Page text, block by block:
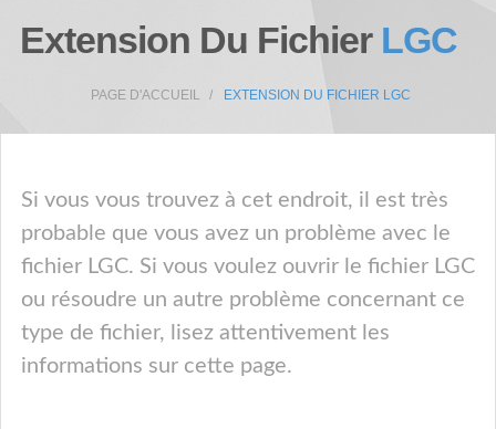
Extension Du Fichier LGC
PAGE D'ACCUEIL EXTENSION DU FICHIER LGC
Si vous vous trouvez à cet endroit, il est très
probable que vous avez un problème avec le
fichier LGC. Si vous voulez ouvrir le fichier LGC
ou résoudre un autre problème concernant ce
type de fichier, lisez attentivement les
informations sur cette page.